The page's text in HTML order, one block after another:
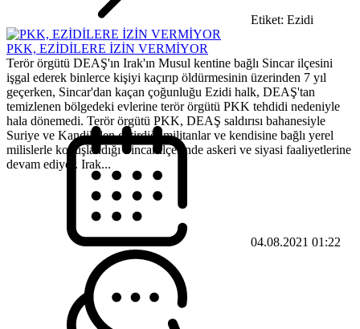
Etiket: Ezidi
PKK, EZİDİLERE İZİN VERMİYOR
Terör örgütü DEAŞ'ın Irak'ın Musul kentine bağlı Sincar ilçesini
işgal ederek binlerce kişiyi kaçırıp öldürmesinin üzerinden 7 yıl
geçerken, Sincar'dan kaçan çoğunluğu Ezidi halk, DEAŞ'tan
temizlenen bölgedeki evlerine terör örgütü PKK tehdidi nedeniyle
hala dönemedi. Terör örgütü PKK, DEAŞ saldırısı bahanesiyle
Suriye ve Kandil’den getirdiği militanlar ve kendisine bağlı yerel
milislerle konuşlandığı Sincar ilçesinde askeri ve siyasi faaliyetlerine
devam ediyor. Irak...
04.08.2021 01:22